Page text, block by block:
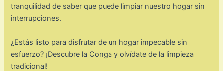
tranquilidad de saber que puede limpiar nuestro hogar sin
interrupciones.
¿Estás listo para disfrutar de un hogar impecable sin
esfuerzo? ¡Descubre la Conga y olvídate de la limpieza
tradicional!